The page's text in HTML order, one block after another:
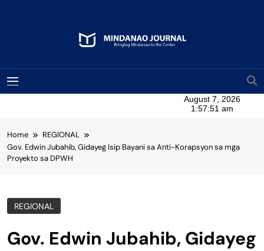
Mindanao Journal
Home
REGIONAL
Gov. Edwin Jubahib, Gidayeg Isip Bayani sa Anti-Korapsyon sa mga
Proyekto sa DPWH
REGIONAL
Gov. Edwin Jubahib, Gidayeg